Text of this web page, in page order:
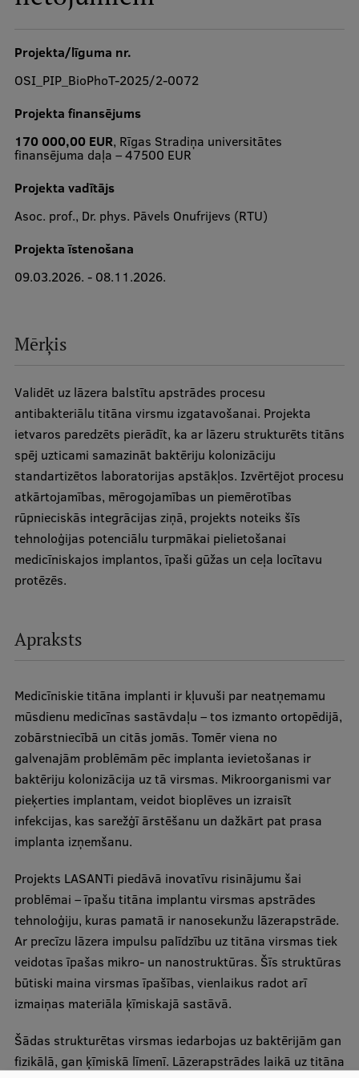
Mobile
galvenā
izvēlne
Pamatstudiju programmas
Maģistra studiju programmas
Studentu dzīve
Studiju norises vietas
Fakultātes
Mūsu cilvēki
Stratēģija
Struktūra
Vēsture un tradīcijas
RSU fonds
Muzeji un ekspozīcijas
Ģerbonis
Projekti
Reitingi
Virtuālā tūre
Studiju un vides pieejamība
Dati par 2025. gadu
Suvenīri un grāmatas
Projekta/līguma nr.
OSI_PIP_BioPhoT-2025/2-0072
Projekta finansējums
170 000,00 EUR, Rīgas Stradiņa universitātes
finansējuma daļa – 47500 EUR
Projekta vadītājs
Asoc. prof., Dr. phys. Pāvels Onufrijevs (RTU)
Projekta īstenošana
09.03.2026. - 08.11.2026.
Mērķis
Validēt uz lāzera balstītu apstrādes procesu
antibakteriālu titāna virsmu izgatavošanai. Projekta
ietvaros paredzēts pierādīt, ka ar lāzeru strukturēts titāns
spēj uzticami samazināt baktēriju kolonizāciju
standartizētos laboratorijas apstākļos. Izvērtējot procesu
atkārtojamības, mērogojamības un piemērotības
rūpnieciskās integrācijas ziņā, projekts noteiks šīs
tehnoloģijas potenciālu turpmākai pielietošanai
medicīniskajos implantos, īpaši gūžas un ceļa locītavu
protēzēs.
Apraksts
Medicīniskie titāna implanti ir kļuvuši par neatņemamu
mūsdienu medicīnas sastāvdaļu – tos izmanto ortopēdijā,
zobārstniecībā un citās jomās. Tomēr viena no
galvenajām problēmām pēc implanta ievietošanas ir
baktēriju kolonizācija uz tā virsmas. Mikroorganismi var
pieķerties implantam, veidot bioplēves un izraisīt
infekcijas, kas sarežģī ārstēšanu un dažkārt pat prasa
implanta izņemšanu.
Projekts LASANTi piedāvā inovatīvu risinājumu šai
problēmai – īpašu titāna implantu virsmas apstrādes
tehnoloģiju, kuras pamatā ir nanosekunžu lāzerapstrāde.
Ar precīzu lāzera impulsu palīdzību uz titāna virsmas tiek
veidotas īpašas mikro- un nanostruktūras. Šīs struktūras
būtiski maina virsmas īpašības, vienlaikus radot arī
izmaiņas materiāla ķīmiskajā sastāvā.
Šādas strukturētas virsmas iedarbojas uz baktērijām gan
fizikālā, gan ķīmiskā līmenī. Lāzerapstrādes laikā uz titāna